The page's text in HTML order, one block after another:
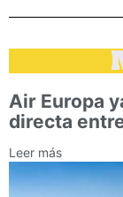
Air Europa
directa
Leer más